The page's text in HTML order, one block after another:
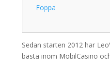
Foppa
Sedan starten 2012 har
bästa inom MobilCasino